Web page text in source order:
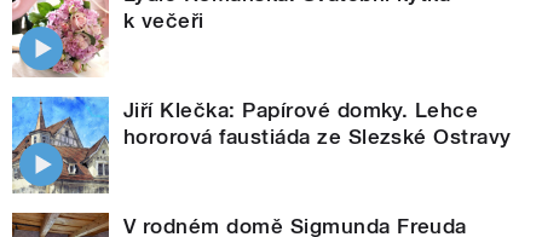
k večeři
Jiří Klečka: Papírové domky. Lehce
hororová faustiáda ze Slezské Ostravy
V rodném domě Sigmunda Freuda